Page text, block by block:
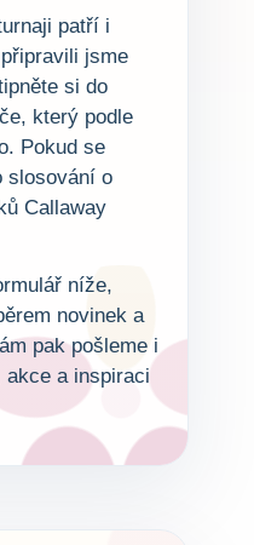
patří i
jsme
si do
který podle
Pokud se
slosování o
Callaway
níže,
novinek a
pak pošleme i
a inspiraci